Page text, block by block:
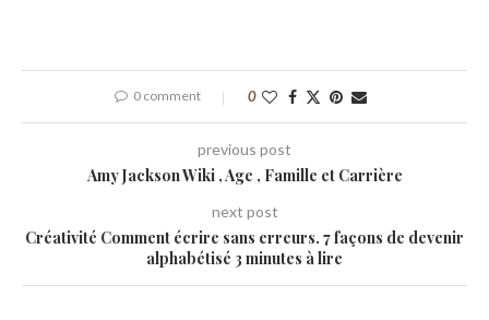
0 comment 0
previous post
Amy Jackson Wiki , Age , Famille et Carrière
next post
Créativité Comment écrire sans erreurs. 7 façons de devenir
alphabétisé 3 minutes à lire